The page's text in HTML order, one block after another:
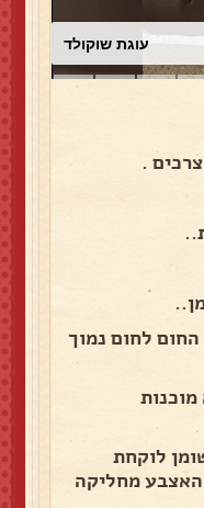
עוגת שוקולד
.
לחום נמוך
לוקחת
מחליקה